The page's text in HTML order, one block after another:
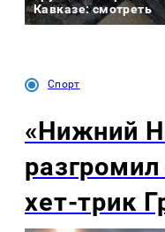
Кавказе: смотреть
Спорт
«Нижний
хет-трик